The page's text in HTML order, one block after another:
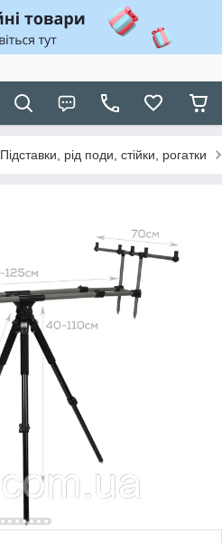
Підставки, рід поди, стійки, рогатки